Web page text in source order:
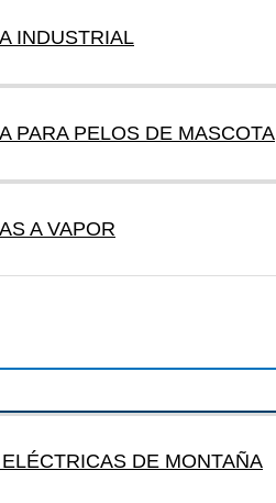
INDUSTRIAL
PARA PELOS DE MASCOTA
A VAPOR
DE MONTAÑA